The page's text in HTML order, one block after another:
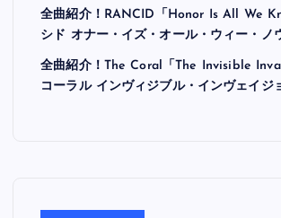
全曲紹介！RANCID「Honor Is All We
シド オナー・イズ・オール・ウィー・ノ
全曲紹介！The Coral「The Invisible
コーラル インヴィジブル・インヴェイジ